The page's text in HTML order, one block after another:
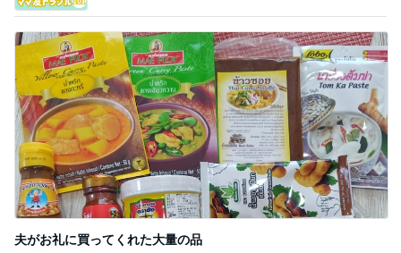
夫がお礼に買ってくれた大量の品